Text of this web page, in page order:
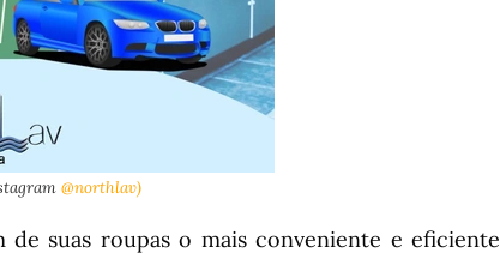
@northlav)
suas roupas o mais conveniente e eficiente